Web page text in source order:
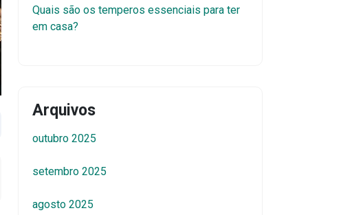
Quais são os temperos essenciais para ter
em casa?
Arquivos
outubro 2025
setembro 2025
agosto 2025